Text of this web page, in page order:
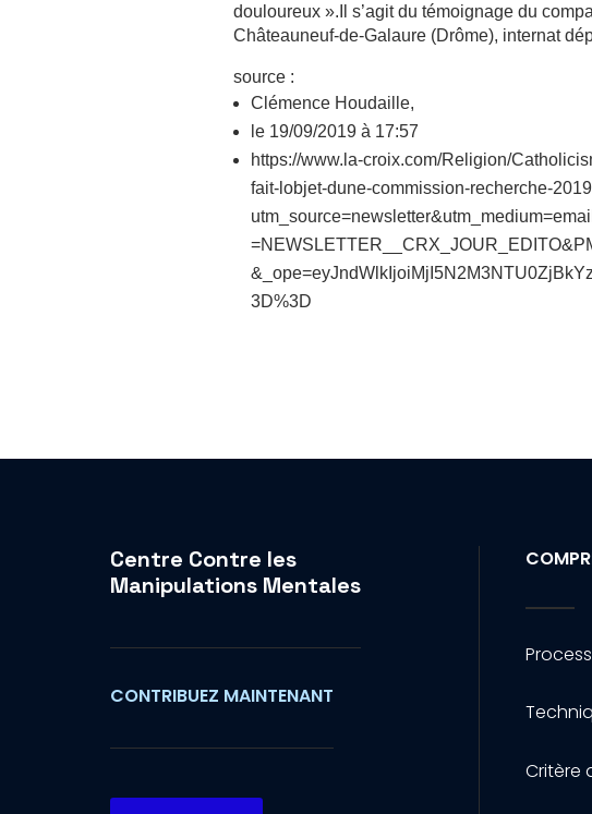
douloureux ».Il s’agit du témoignage du
Châteauneuf-de-Galaure (Drôme), internat
source :
Clémence Houdaille,
le 19/09/2019 à 17:57
https://www.la-croix.com/Religion/
fait-lobjet-dune-commission-recherche-
3D%3D
Centre Contre les
Manipulations Mentales
CONTRIBUEZ MAINTENANT
Critère